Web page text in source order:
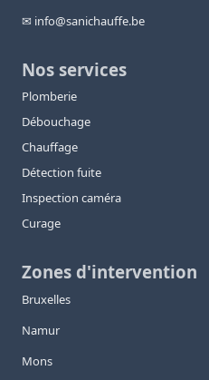
✉ info@sanichauffe.be
Nos services
Plomberie
Débouchage
Chauffage
Détection fuite
Inspection caméra
Curage
Zones d'intervention
Bruxelles
Namur
Mons